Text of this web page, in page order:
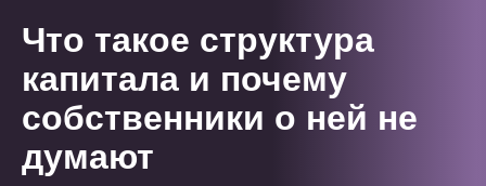
Что такое структура
капитала и почему
собственники о ней не
думают